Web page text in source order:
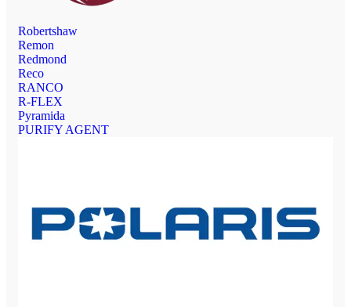
Robertshaw
Remon
Redmond
Reco
RANCO
R-FLEX
Pyramida
PURIFY AGENT